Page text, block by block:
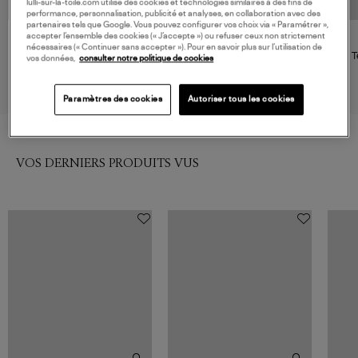
GANNI
Tee Shirt Heavy Relaxed Fit
MARANT ÉTOILE
Tee Shirt Koldia White Light
VOS DERNIERS PRODUITS VUS
lulli-sur-la-toile.com utilise des cookies et technologies similaires à des fins de
performance, personnalisation, publicité et analyses, en collaboration avec des
partenaires tels que Google. Vous pouvez configurer vos choix via « Paramétrer »,
accepter l’ensemble des cookies (« J’accepte ») ou refuser ceux non strictement
nécessaires (« Continuer sans accepter »). Pour en savoir plus sur l’utilisation de
vos données, consulter notre politique de cookies
Paramètres des cookies Autoriser tous les cookies